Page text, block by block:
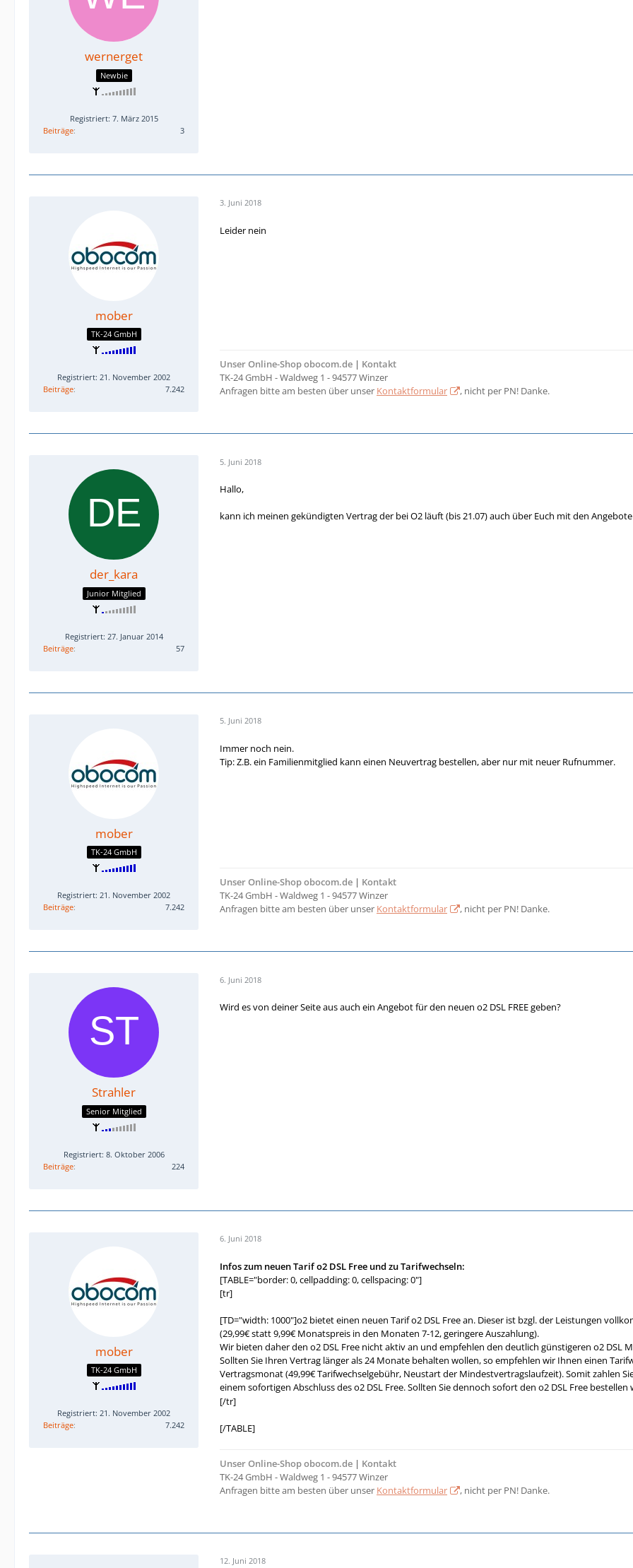
wernerget
Newbie
Registriert: 7. März 2015
Beiträge
3
mober
TK-24 GmbH
Registriert: 21. November 2002
Beiträge
7.242
3. Juni 2018
Leider nein
Unser Online-Shop obocom.de | Kontakt
TK-24 GmbH - Waldweg 1 - 94577 Winzer
Anfragen bitte am besten über unser Kontaktformular , nicht per PN! Danke.
der_kara
Junior Mitglied
Registriert: 27. Januar 2014
Beiträge
57
5. Juni 2018
Hallo,
kann ich meinen gekündigten Vertrag der bei O2 läuft (bis 21.07) auch über Euch mit den
mober
TK-24 GmbH
Registriert: 21. November 2002
Beiträge
7.242
5. Juni 2018
Immer noch nein.
Tip: Z.B. ein Familienmitglied kann einen Neuvertrag bestellen, aber nur mit neuer Rufnummer.
Unser Online-Shop obocom.de | Kontakt
TK-24 GmbH - Waldweg 1 - 94577 Winzer
Anfragen bitte am besten über unser Kontaktformular , nicht per PN! Danke.
Strahler
Senior Mitglied
Registriert: 8. Oktober 2006
Beiträge
224
6. Juni 2018
Wird es von deiner Seite aus auch ein Angebot für den neuen o2 DSL FREE geben?
mober
TK-24 GmbH
Registriert: 21. November 2002
Beiträge
7.242
6. Juni 2018
Infos zum neuen Tarif o2 DSL Free und zu Tarifwechseln:
[TABLE="border: 0, cellpadding: 0, cellspacing: 0"]
[tr]
[TD="width: 1000"]o2 bietet einen neuen Tarif o2 DSL Free an. Dieser ist bzgl. der Leistungen
(29,99€ statt 9,99€ Monatspreis in den Monaten 7-12, geringere Auszahlung).
Wir bieten daher den o2 DSL Free nicht aktiv an und empfehlen den deutlich günstigeren o2 DSL
Sollten Sie Ihren Vertrag länger als 24 Monate behalten wollen, so empfehlen wir Ihnen einen
Vertragsmonat (49,99€ Tarifwechselgebühr, Neustart der Mindestvertragslaufzeit). Somit zahlen
einem sofortigen Abschluss des o2 DSL Free. Sollten Sie dennoch sofort den o2 DSL Free
[/tr]
[/TABLE]
Unser Online-Shop obocom.de | Kontakt
TK-24 GmbH - Waldweg 1 - 94577 Winzer
Anfragen bitte am besten über unser Kontaktformular , nicht per PN! Danke.
12. Juni 2018